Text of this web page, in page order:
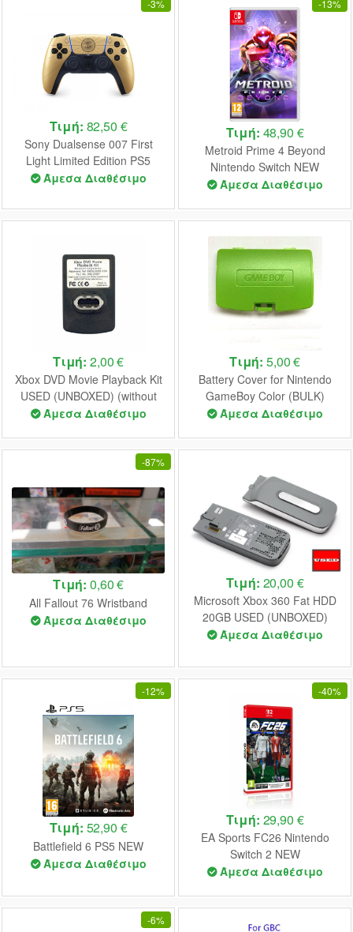
-3%
Τιμή: 82,50 €
Sony Dualsense 007 First
Light Limited Edition PS5
Άμεσα Διαθέσιμο
-13%
Τιμή: 48,90 €
Metroid Prime 4 Beyond
Nintendo Switch NEW
Άμεσα Διαθέσιμο
Τιμή: 2,00 €
Xbox DVD Movie Playback Kit
USED (UNBOXED) (without
Remote)
Άμεσα Διαθέσιμο
Τιμή: 5,00 €
Battery Cover for Nintendo
GameBoy Color (BULK)
(Green)
Άμεσα Διαθέσιμο
-87%
Τιμή: 0,60 €
All Fallout 76 Wristband
Άμεσα Διαθέσιμο
Τιμή: 20,00 €
Microsoft Xbox 360 Fat HDD
20GB USED (UNBOXED)
Άμεσα Διαθέσιμο
-12%
Τιμή: 52,90 €
Battlefield 6 PS5 NEW
Άμεσα Διαθέσιμο
-40%
Τιμή: 29,90 €
EA Sports FC26 Nintendo
Switch 2 NEW
Άμεσα Διαθέσιμο
-6%